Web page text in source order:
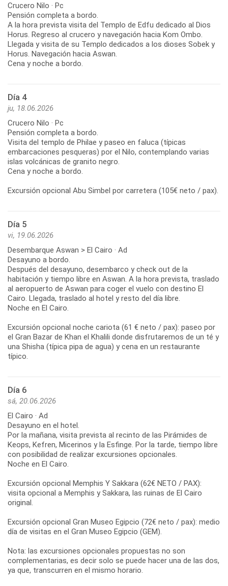
Crucero Nilo · Pc
Pensión completa a bordo.
A la hora prevista visita del Templo de Edfu dedicado al Dios
Horus. Regreso al crucero y navegación hacia Kom Ombo.
Llegada y visita de su Templo dedicados a los dioses Sobek y
Horus. Navegación hacia Aswan.
Cena y noche a bordo.
Día 4
ju, 18.06.2026
Crucero Nilo · Pc
Pensión completa a bordo.
Visita del templo de Philae y paseo en faluca (típicas
embarcaciones pesqueras) por el Nilo, contemplando varias
islas volcánicas de granito negro.
Cena y noche a bordo.
Excursión opcional Abu Simbel por carretera (105€ neto / pax).
Día 5
vi, 19.06.2026
Desembarque Aswan > El Cairo · Ad
Desayuno a bordo.
Después del desayuno, desembarco y check out de la
habitación y tiempo libre en Aswan. A la hora prevista, traslado
al aeropuerto de Aswan para coger el vuelo con destino El
Cairo. Llegada, traslado al hotel y resto del día libre.
Noche en El Cairo.
Excursión opcional noche cariota (61 € neto / pax): paseo por
el Gran Bazar de Khan el Khalili donde disfrutaremos de un té y
una Shisha (típica pipa de agua) y cena en un restaurante
típico.
Día 6
sá, 20.06.2026
El Cairo · Ad
Desayuno en el hotel.
Por la mañana, visita prevista al recinto de las Pirámides de
Keops, Kefren, Micerinos y la Esfinge. Por la tarde, tiempo libre
con posibilidad de realizar excursiones opcionales.
Noche en El Cairo.
Excursión opcional Memphis Y Sakkara (62€ NETO / PAX):
visita opcional a Memphis y Sakkara, las ruinas de El Cairo
original.
Excursión opcional Gran Museo Egipcio (72€ neto / pax): medio
día de visitas en el Gran Museo Egipcio (GEM).
Nota: las excursiones opcionales propuestas no son
complementarias, es decir solo se puede hacer una de las dos,
ya que, transcurren en el mismo horario.